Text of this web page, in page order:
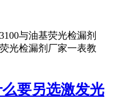
与油基荧光检漏剂
光检漏剂厂家一表教
要另选激发光